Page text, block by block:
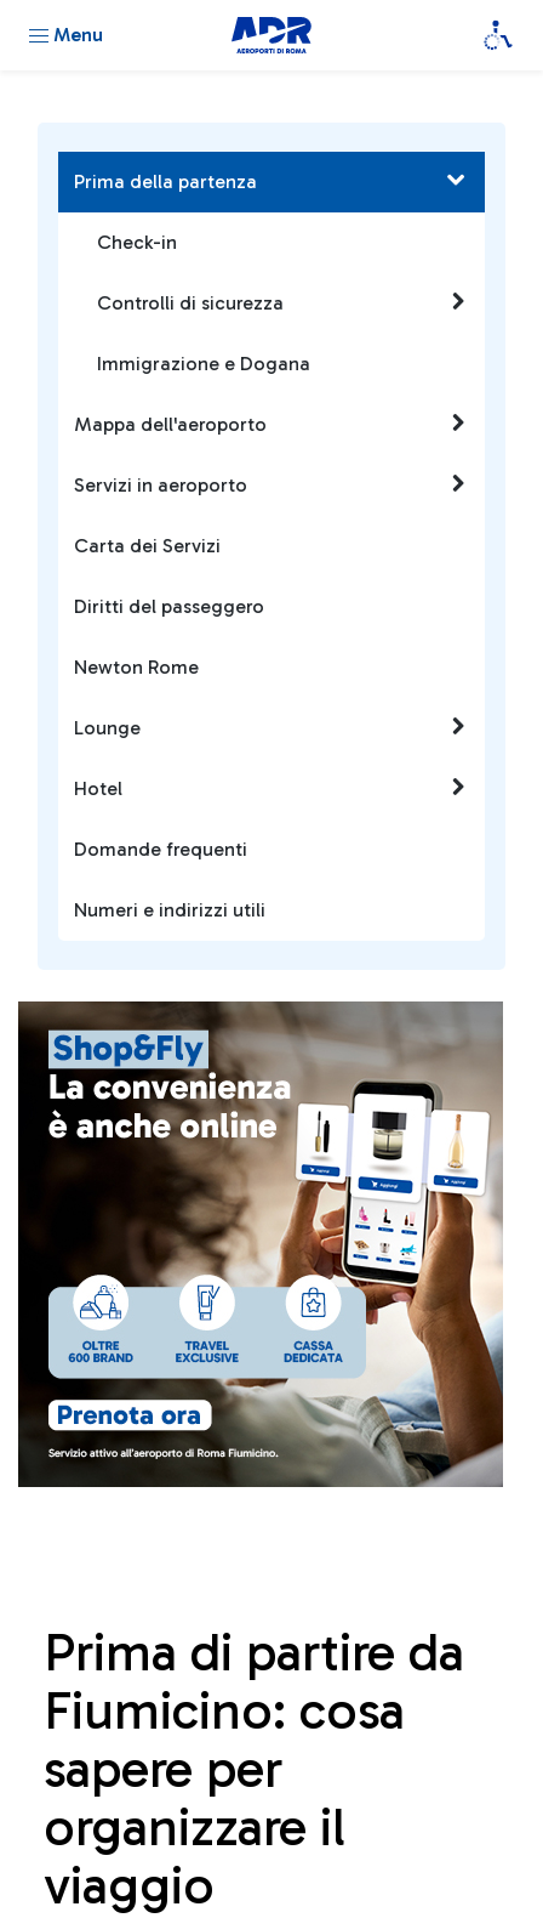
Menu
Prima di partire da
Fiumicino: cosa
sapere per
organizzare il
viaggio
Prima della partenza
Check-in
Controlli di sicurezza
Immigrazione e Dogana
Mappa dell'aeroporto
Servizi in aeroporto
Carta dei Servizi
Diritti del passeggero
Newton Rome
Lounge
Hotel
Domande frequenti
Numeri e indirizzi utili